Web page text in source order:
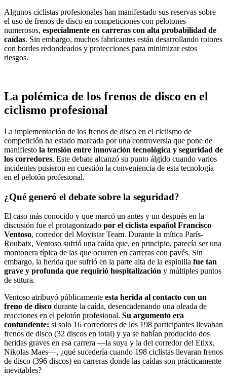
Algunos ciclistas profesionales han manifestado sus reservas sobre
el uso de frenos de disco en competiciones con pelotones
numerosos, especialmente en carreras con alta probabilidad de
caídas. Sin embargo, muchos fabricantes están desarrollando rotores
con bordes redondeados y protecciones para minimizar estos
riesgos.
La polémica de los frenos de disco en el
ciclismo profesional
La implementación de los frenos de disco en el ciclismo de
competición ha estado marcada por una controversia que pone de
manifiesto la tensión entre innovación tecnológica y seguridad de
los corredores. Este debate alcanzó su punto álgido cuando varios
incidentes pusieron en cuestión la conveniencia de esta tecnología
en el pelotón profesional.
¿Qué generó el debate sobre la seguridad?
El caso más conocido y que marcó un antes y un después en la
discusión fue el protagonizado por el ciclista español Francisco
Ventoso, corredor del Movistar Team. Durante la mítica París-
Roubaix, Ventoso sufrió una caída que, en principio, parecía ser una
montonera típica de las que ocurren en carreras con pavés. Sin
embargo, la herida que sufrió en la parte alta de la espinilla fue tan
grave y profunda que requirió hospitalización y múltiples puntos
de sutura.
Ventoso atribuyó públicamente esta herida al contacto con un
freno de disco durante la caída, desencadenando una oleada de
reacciones en el pelotón profesional. Su argumento era
contundente: si solo 16 corredores de los 198 participantes llevaban
frenos de disco (32 discos en total) y ya se habían producido dos
heridas graves en esa carrera —la suya y la del corredor del Etixx,
Nikolas Maes—, ¿qué sucedería cuando 198 ciclistas llevaran frenos
de disco (396 discos) en carreras donde las caídas son prácticamente
inevitables?